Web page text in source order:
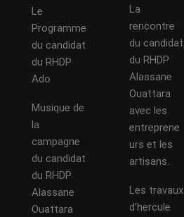
Le
Programme
du candidat
du RHDP
Ado
Musique de
la
campagne
du candidat
du RHDP
Alassane
Ouattara
La
rencontre
du candidat
du RHDP
Alassane
Ouattara
avec les
entreprene
urs et les
artisans.
Les travaux
d’hercule